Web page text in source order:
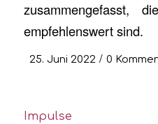
zusammengefasst,
empfehlenswert sind.
25. Juni 2022 / 0
Impulse